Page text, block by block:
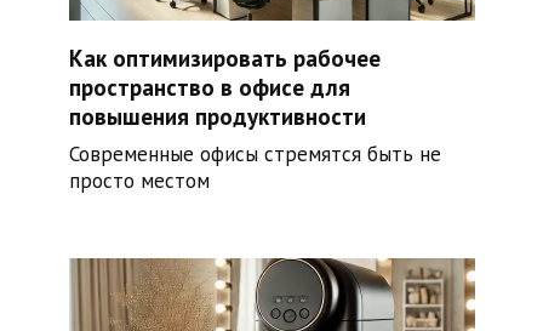
Как оптимизировать рабочее
пространство в офисе для
повышения продуктивности
Современные офисы стремятся быть не
просто местом